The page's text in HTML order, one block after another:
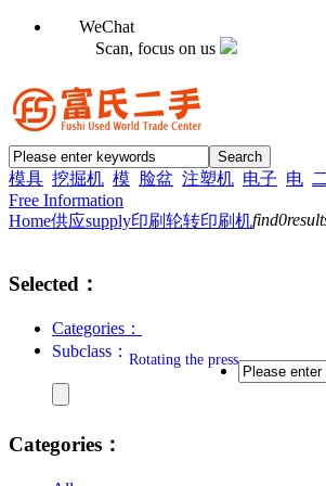
WeChat
Scan, focus on us
模具 挖掘机 模 脸盆 注塑机 电子 电
Free Information
Home供应supply印刷轮转印刷机find0
Selected：
Categories：
Subclass： Rotating the press
Categories：